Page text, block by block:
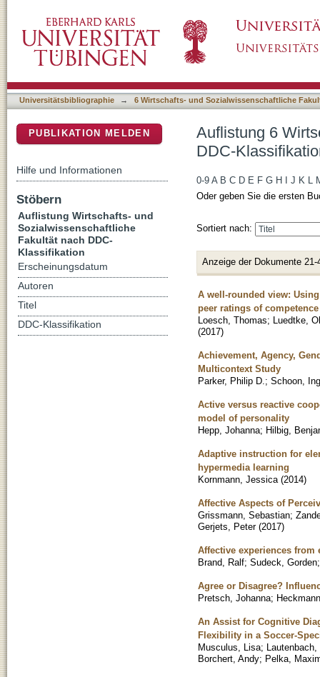
Universitätsbibliographie → 6 Wirtschafts- und Sozialwissenschaftliche
Auflistung 6
DDC-
0-9 A B C D E F G H J K L
Oder geben Sie die ersten
Sortiert nach:
Anzeige der Dokumente 21-
A well-rounded view:
peer ratings of competence
Loesch, Thomas; Luedtke,
(2017)
Achievement, Agency,
Multicontext Study
Parker, Philip D. ; Schoon,
Active versus reactive
model of personality
Hepp, Johanna; Hilbig,
Adaptive instruction for
hypermedia learning
Kornmann, Jessica (2014)
Affective Aspects of
Grissmann, Sebastian;
Gerjets, Peter (2017)
Affective experiences from
Brand, Ralf; Sudeck, Gorden
Agree or Disagree?
Pretsch, Johanna;
An Assist for Cognitive
Flexibility in a Soccer-
Musculus, Lisa;
Borchert, Andy; Pelka,
PUBLIKATION MELDEN
Hilfe und Informationen
Stöbern
Auflistung Wirtschafts- und
Sozialwissenschaftliche
Fakultät nach DDC-
Klassifikation
Erscheinungsdatum
Autoren
Titel
DDC-Klassifikation